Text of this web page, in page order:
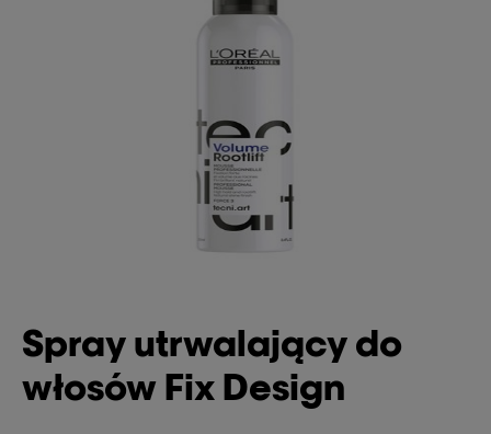
Spray utrwalający do
włosów Fix Design